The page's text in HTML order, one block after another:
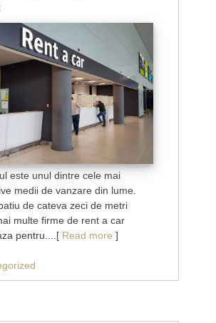
on
Cum
iesi
in
evidenta
ca
o
rent
a
car
din
aeroport
este unul dintre cele mai
medii de vanzare din lume.
de cateva zeci de metri
multe firme de rent a car
pentru....[ Read more ]